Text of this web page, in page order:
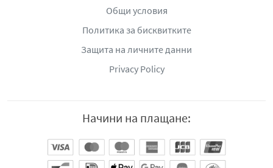
Общи условия
Политика за бисквитките
Защита на личните данни
Privacy Policy
Начини на плащане: